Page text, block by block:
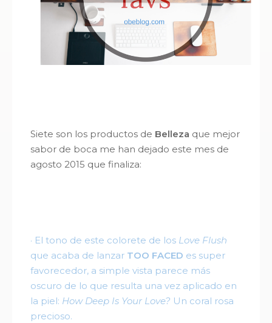
Siete son los productos de Belleza que mejor
sabor de boca me han dejado este mes de
agosto 2015 que finaliza:
· El tono de este colorete de los Love Flush
que acaba de lanzar TOO FACED es super
favorecedor, a simple vista parece más
oscuro de lo que resulta una vez aplicado en
la piel: How Deep Is Your Love? Un coral rosa
precioso.